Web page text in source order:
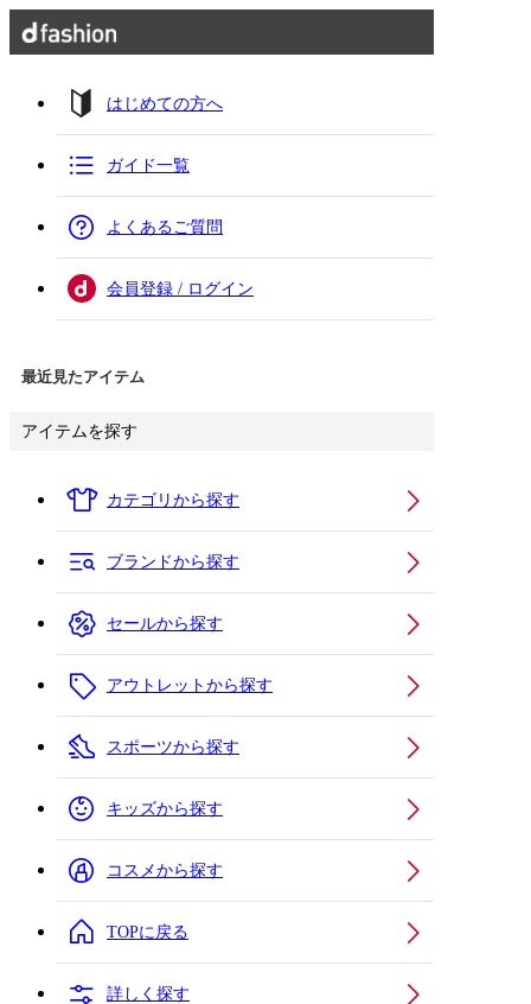
はじめての方へ
ガイド一覧
よくあるご質問
会員登録 / ログイン
最近見たアイテム
アイテムを探す
カテゴリから探す
ブランドから探す
セールから探す
アウトレットから探す
スポーツから探す
キッズから探す
コスメから探す
TOPに戻る
詳しく探す